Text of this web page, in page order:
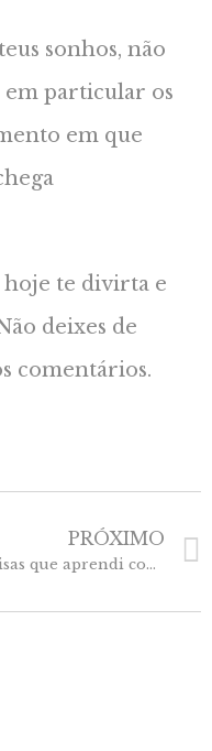
sonhos, não
em particular os
em que
hoje te divirta e
deixes de
comentários.
PRÓXIMO
8 coisas que aprendi com o Covid-19